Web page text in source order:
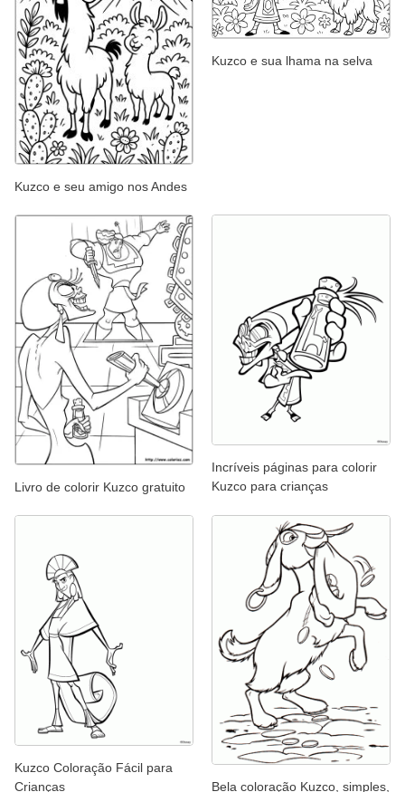
Kuzco e seu amigo nos Andes
Kuzco e sua lhama na selva
Livro de colorir Kuzco gratuito
Incríveis páginas para colorir
Kuzco para crianças
Kuzco Coloração Fácil para
Crianças
Bela coloração Kuzco, simples,